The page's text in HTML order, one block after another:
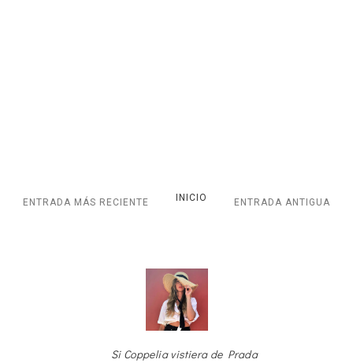
ENTRADA MÁS RECIENTE ENTRADA ANTIGUA
INICIO
Si Coppelia vistiera de Prada